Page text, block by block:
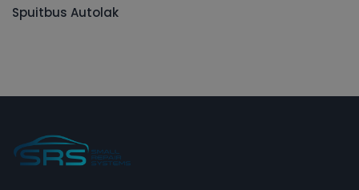
Spuitbus Autolak